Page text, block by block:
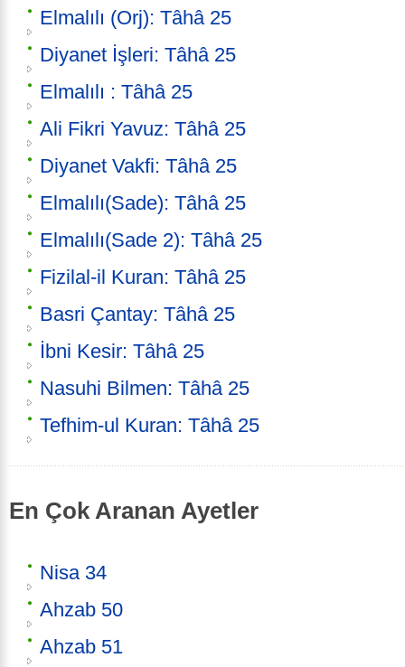
Elmalılı (Orj): Tâhâ 25
Diyanet İşleri: Tâhâ 25
Elmalılı : Tâhâ 25
Ali Fikri Yavuz: Tâhâ 25
Diyanet Vakfi: Tâhâ 25
Elmalılı(Sade): Tâhâ 25
Elmalılı(Sade 2): Tâhâ 25
Fizilal-il Kuran: Tâhâ 25
Basri Çantay: Tâhâ 25
İbni Kesir: Tâhâ 25
Nasuhi Bilmen: Tâhâ 25
Tefhim-ul Kuran: Tâhâ 25
En Çok Aranan Ayetler
Nisa 34
Ahzab 50
Ahzab 51